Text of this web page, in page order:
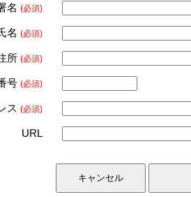
名 (必須)
名 (必須)
所 (必須)
号 (必須)
ス (必須)
URL